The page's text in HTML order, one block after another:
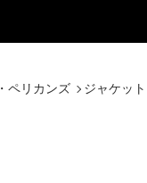
ペリカンズ ジャケット